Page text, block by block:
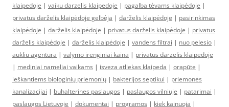
klaipedoje | vaiku darzelis klaipedoje | pagalba tėvams klaipėdoje |
privatus darželis klaipėdoje gelbėja | darželis klaipėdoje | pasirinkimas
klaipėdoje | darželis klaipėdoje | privatus darželis klaipėdoje | privatus
darželis klaipėdoje | darželis klaipėdoje | vandens filtrai | nuo pelesio |
aukliu agentura | valymo irenginiai kaina | privatus darzelis klaipedoje
| mediniai nameliai vaikams | isveza atliekas klaipeda | orapūte |
ieškantiems biologinių priemonių | bakterijos septikui | priemonės
kanalizacijai | buhalterines paslaugos | paslaugos vilniuje | patarimai |
paslaugos Lietuvoje | dokumentai | programos | kiek kainuoja |